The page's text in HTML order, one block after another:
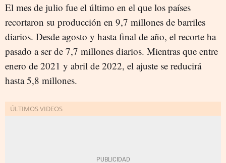
El mes de julio fue el último en el que los países
recortaron su producción en 9,7 millones de barriles
diarios. Desde agosto y hasta final de año, el recorte ha
pasado a ser de 7,7 millones diarios. Mientras que entre
enero de 2021 y abril de 2022, el ajuste se reducirá
hasta 5,8 millones.